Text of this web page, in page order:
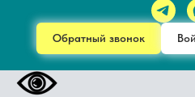
Обратный звонок